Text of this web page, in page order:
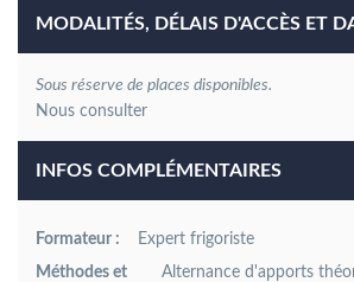
MODALITÉS, DÉLAIS D'ACCÈS ET
Sous réserve de places disponibles.
INFOS COMPLÉMENTAIRES
Formateur :
Expert frigoriste
Méthodes et
Alternance d'apports